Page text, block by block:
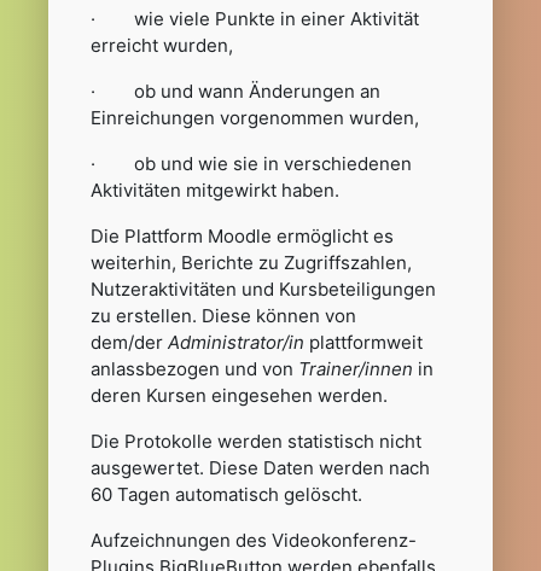
· wie viele Punkte in einer Aktivität
erreicht wurden,
· ob und wann Änderungen an
Einreichungen vorgenommen wurden,
· ob und wie sie in verschiedenen
Aktivitäten mitgewirkt haben.
Die Plattform Moodle ermöglicht es
weiterhin, Berichte zu Zugriffszahlen,
Nutzeraktivitäten und Kursbeteiligungen
zu erstellen. Diese können von
dem/der Administrator/in plattformweit
anlassbezogen und von Trainer/innen in
deren Kursen eingesehen werden.
Die Protokolle werden statistisch nicht
ausgewertet. Diese Daten werden nach
60 Tagen automatisch gelöscht.
Aufzeichnungen des Videokonferenz-